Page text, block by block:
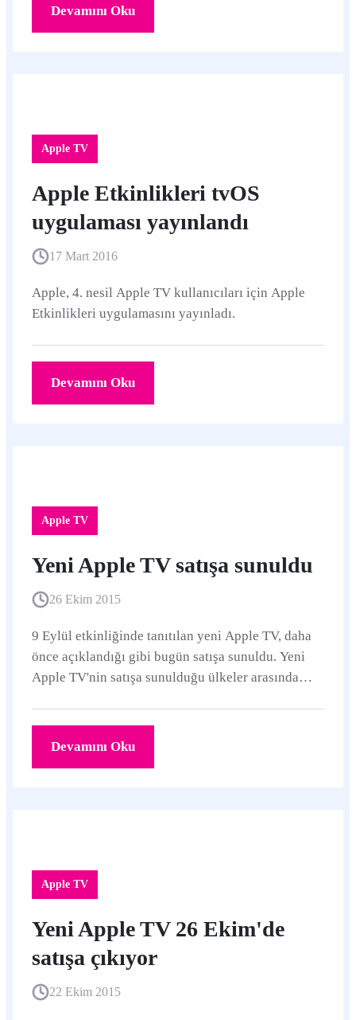
Devamını Oku
Apple TV
Apple Etkinlikleri tvOS
uygulaması yayınlandı
17 Mart 2016
Apple, 4. nesil Apple TV kullanıcıları için Apple
Etkinlikleri uygulamasını yayınladı.
Devamını Oku
Apple TV
Yeni Apple TV satışa sunuldu
26 Ekim 2015
9 Eylül etkinliğinde tanıtılan yeni Apple TV, daha
önce açıklandığı gibi bugün satışa sunuldu. Yeni
Apple TV'nin satışa sunulduğu ülkeler arasında
Devamını Oku
Apple TV
Yeni Apple TV 26 Ekim'de
satışa çıkıyor
22 Ekim 2015